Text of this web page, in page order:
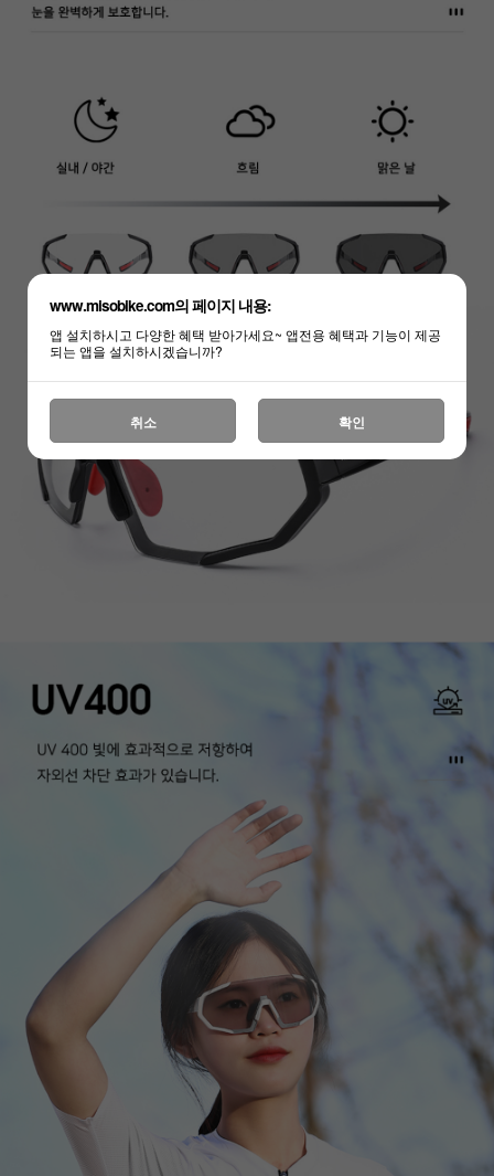
www.misobike.com의 페이지 내용:
앱 설치하시고 다양한 혜택 받아가세요~ 앱전용 혜택과 기능이 제공
되는 앱을 설치하시겠습니까?
취소 확인